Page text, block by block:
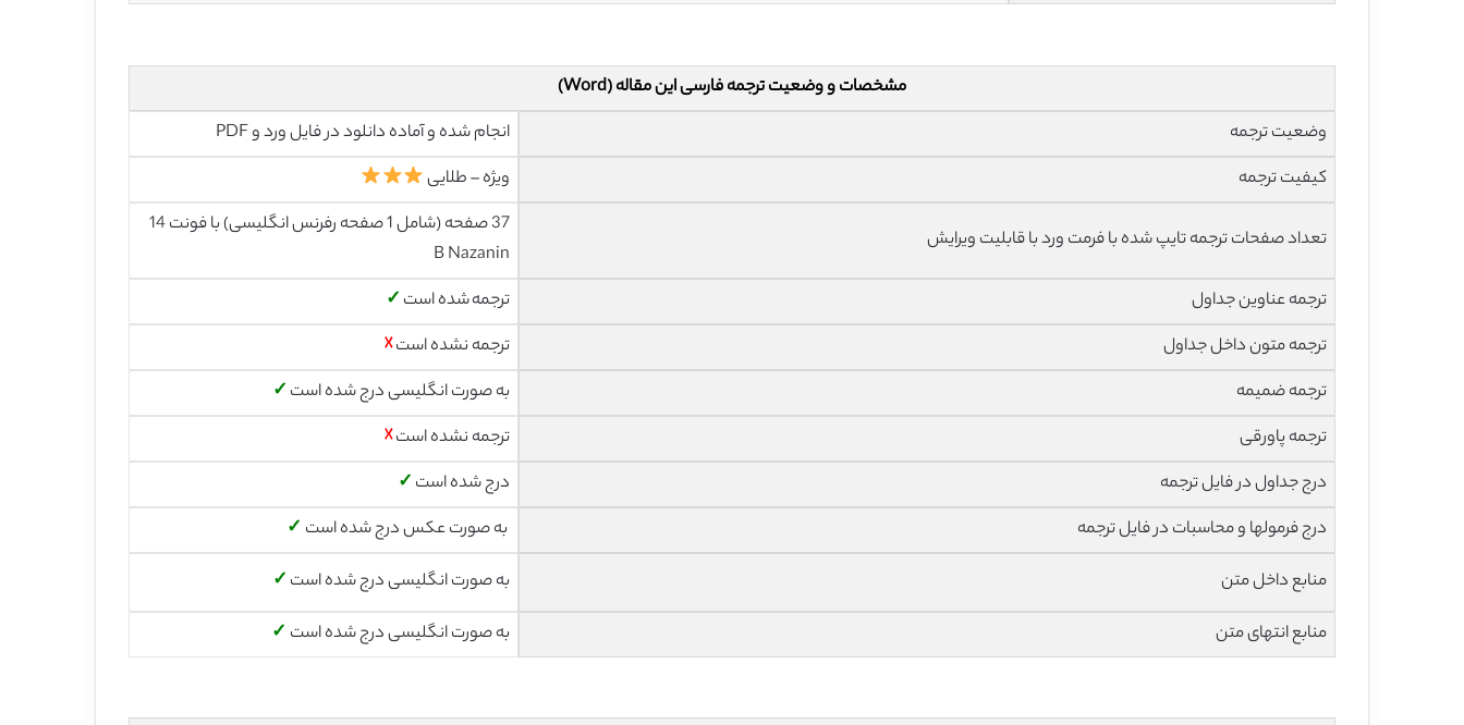
مشخصات و وضعیت ترجمه فارسی این مقاله (Word)
وضعیت ترجمه
انجام شده و آماده دانلود در فایل ورد و PDF
کیفیت ترجمه
ویژه – طلایی
تعداد صفحات ترجمه تایپ شده با فرمت ورد با قابلیت ویرایش
37 صفحه (شامل 1 صفحه رفرنس انگلیسی) با فونت 14
B Nazanin
ترجمه عناوین جداول
ترجمه شده است ✓
ترجمه متون داخل جداول
ترجمه نشده است☓
ترجمه ضمیمه
به صورت انگلیسی درج شده است ✓
ترجمه پاورقی
ترجمه نشده است☓
درج جداول در فایل ترجمه
درج شده است ✓
درج فرمولها و محاسبات در فایل ترجمه
به صورت عکس درج شده است ✓
منابع داخل متن
به صورت انگلیسی درج شده است ✓
منابع انتهای متن
به صورت انگلیسی درج شده است ✓